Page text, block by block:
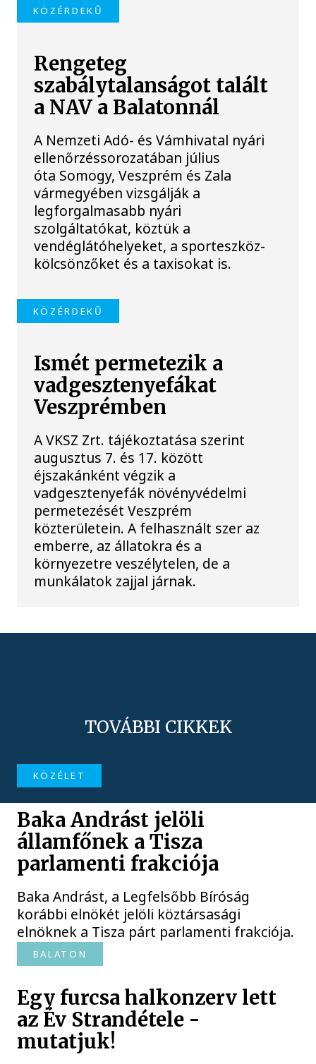
KÖZÉRDEKŰ
Rengeteg
szabálytalanságot talált
a NAV a Balatonnál
A Nemzeti Adó- és Vámhivatal nyári
ellenőrzéssorozatában július
óta Somogy, Veszprém és Zala
vármegyében vizsgálják a
legforgalmasabb nyári
szolgáltatókat, köztük a
vendéglátóhelyeket, a sporteszköz-
kölcsönzőket és a taxisokat is.
KÖZÉRDEKŰ
Ismét permetezik a
vadgesztenyefákat
Veszprémben
A VKSZ Zrt. tájékoztatása szerint
augusztus 7. és 17. között
éjszakánként végzik a
vadgesztenyefák növényvédelmi
permetezését Veszprém
közterületein. A felhasznált szer az
emberre, az állatokra és a
környezetre veszélytelen, de a
munkálatok zajjal járnak.
TOVÁBBI CIKKEK
KÖZÉLET
Baka Andrást jelöli
államfőnek a Tisza
parlamenti frakciója
Baka Andrást, a Legfelsőbb Bíróság
korábbi elnökét jelöli köztársasági
elnöknek a Tisza párt parlamenti frakciója.
BALATON
Egy furcsa halkonzerv lett
az Év Strandétele -
mutatjuk!